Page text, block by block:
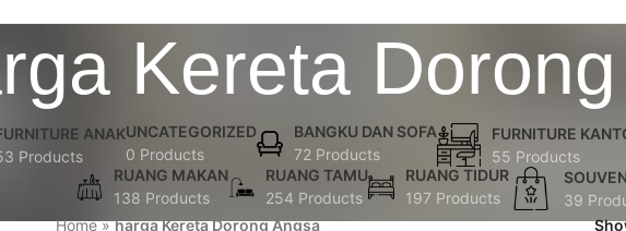
Kereta
ANAK
Products
UNCATEGORIZED
0 Products
BANGKU DAN SOFA
72 Products
FURNITURE
55 Products
RUANG MAKAN
138 Products
RUANG TAMU
254 Products
RUANG TIDUR
197 Products
39
Home»harga Kereta Dorong Angsa